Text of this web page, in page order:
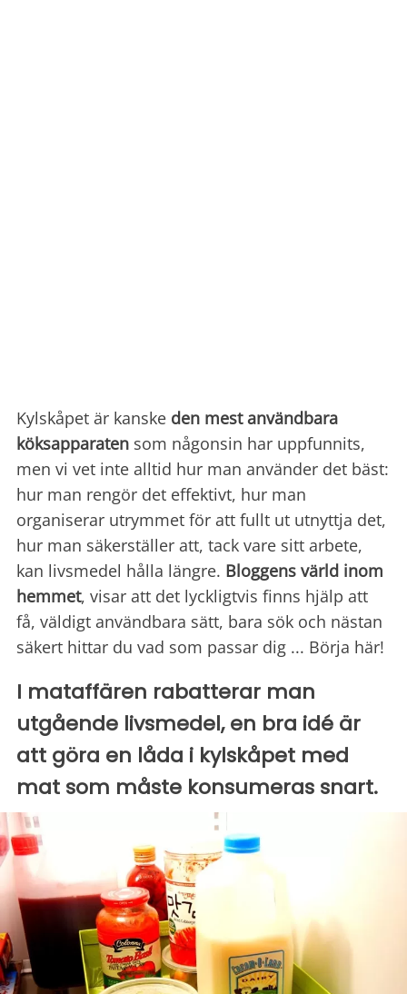
Kylskåpet är kanske den mest användbara
köksapparaten som någonsin har uppfunnits,
men vi vet inte alltid hur man använder det bäst:
hur man rengör det effektivt, hur man
organiserar utrymmet för att fullt ut utnyttja det,
hur man säkerställer att, tack vare sitt arbete,
kan livsmedel hålla längre. Bloggens värld inom
hemmet, visar att det lyckligtvis finns hjälp att
få, väldigt användbara sätt, bara sök och nästan
säkert hittar du vad som passar dig ... Börja här!
I mataffären rabatterar man
utgående livsmedel, en bra idé är
att göra en låda i kylskåpet med
mat som måste konsumeras snart.